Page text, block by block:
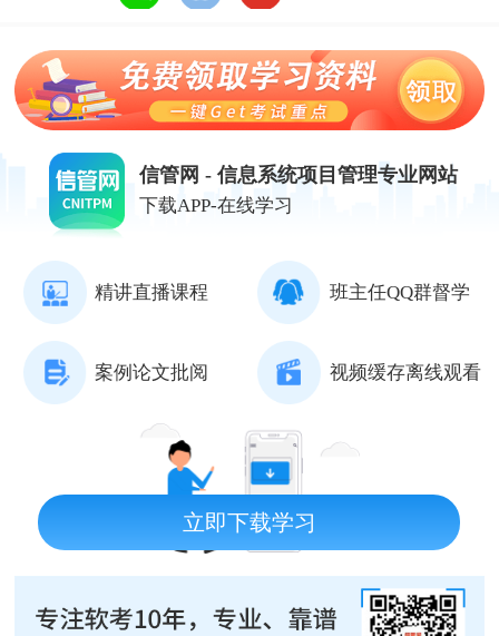
信管网 - 信息系统项目管理专业网站
下载APP-在线学习
精讲直播课程 班主任QQ群督学
案例论文批阅 视频缓存离线观看
立即下载学习